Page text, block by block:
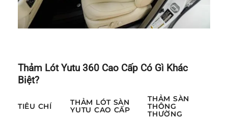
Thảm Lót Yutu 360 Cao Cấp Có Gì Khác
Biệt?
TIÊU CHÍ
THẢM LÓT SÀN
YUTU CAO CẤP
THẢM SÀN
THÔNG
THƯỜNG